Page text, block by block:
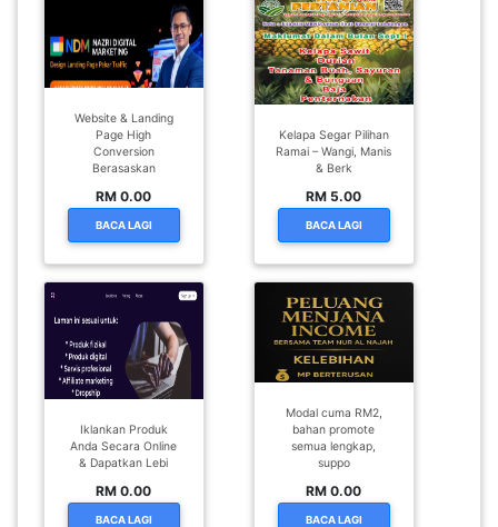
Website & Landing
Page High
Conversion
Berasaskan
RM 0.00
BACA LAGI
Kelapa Segar Pilihan
Ramai – Wangi, Manis
& Berk
RM 5.00
BACA LAGI
Iklankan Produk
Anda Secara Online
& Dapatkan Lebi
RM 0.00
BACA LAGI
Modal cuma RM2,
bahan promote
semua lengkap,
suppo
RM 0.00
BACA LAGI